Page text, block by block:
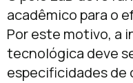
acadêmico para o
Por este motivo, a
tecnológica deve
especificidades de